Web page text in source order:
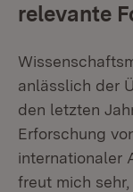
relevante
anlässlich der
den letzten
Erforschung
internationaler
freut mich